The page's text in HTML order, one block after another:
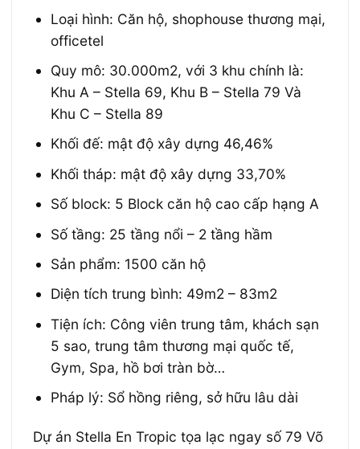
Loại hình: Căn hộ, shophouse thương mại,
officetel
Quy mô: 30.000m2, với 3 khu chính là:
Khu A – Stella 69, Khu B – Stella 79 Và
Khu C – Stella 89
Khối đế: mật độ xây dựng 46,46%
Khối tháp: mật độ xây dựng 33,70%
Số block: 5 Block căn hộ cao cấp hạng A
Số tầng: 25 tầng nổi – 2 tầng hầm
Sản phẩm: 1500 căn hộ
Diện tích trung bình: 49m2 – 83m2
Tiện ích: Công viên trung tâm, khách sạn
5 sao, trung tâm thương mại quốc tế,
Gym, Spa, hồ bơi tràn bờ…
Pháp lý: Sổ hồng riêng, sở hữu lâu dài
Dự án Stella En Tropic tọa lạc ngay số 79 Võ